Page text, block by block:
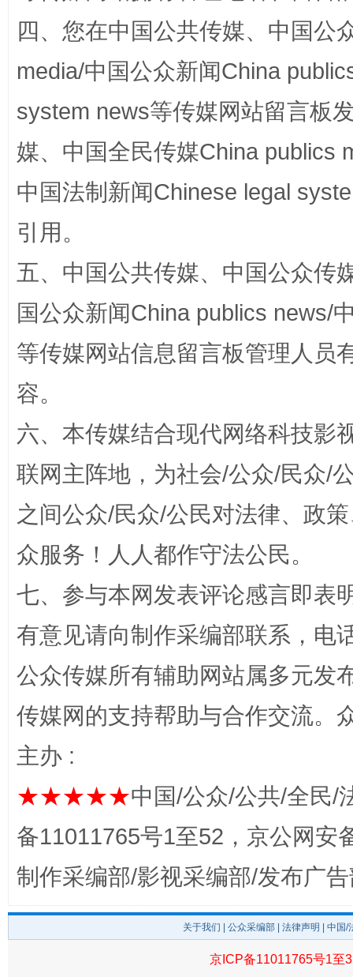
扯下公款旅游的“隐身衣” 如何以
“蜀中异人”王建安的艺术幻境
完善运行机制助力责任有效落实 一纸欠
东山县通报“牛蛙产品抗生素超标问题”
四、您在中国公共传媒、中国公
media/中国公众新闻China
system news等传媒网站留言板
媒、中国全民传媒China publics
中国法制新闻Chinese legal
引用。
五、中国公共传媒、中国公众传
国公众新闻China publics news/
等传媒网站信息留言板管理人员
容。
六、本传媒结合现代网络科技影
联网主阵地，为社会/公众/民众/
之间公众/民众/公民对法律、政
众服务！人人都作守法公民。
七、参与本网发表评论感言即表
有意见请向制作采编部联系，电
公众传媒所有辅助网站属多元发
传媒网的支持帮助与合作交流。
主办 :
★★★★★中国/公众/公共/全民/
备11011765号1至52，京公网安
制作采编部/影视采编部/发布广
关于我们 公众采编部 法律声明 | 中国
京ICP备11011765号1至